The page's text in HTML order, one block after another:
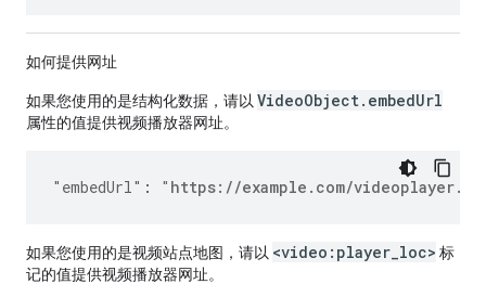
如何提供网址
如果您使用的是结构化数据，请以 VideoObject.embedUrl
属性的值提供视频播放器网址。
"embedUrl" : " https://example.com/
如果您使用的是视频站点地图，请以 <video:player_loc> 标
记的值提供视频播放器网址。